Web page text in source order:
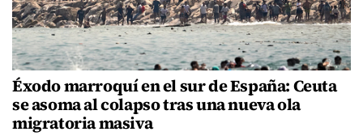
Éxodo marroquí en el sur de España: Ceuta
se asoma al colapso tras una nueva ola
migratoria masiva